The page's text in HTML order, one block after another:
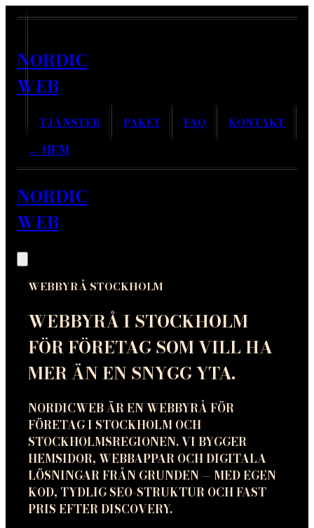
NORDIC
WEB
TJÄNSTER PAKET FAQ KONTAKT
← HEM
NORDIC
WEB
WEBBYRÅ STOCKHOLM
WEBBYRÅ I STOCKHOLM
FÖR FÖRETAG SOM VILL HA
MER ÄN EN SNYGG YTA.
NORDICWEB ÄR EN WEBBYRÅ FÖR
FÖRETAG I STOCKHOLM OCH
STOCKHOLMSREGIONEN. VI BYGGER
HEMSIDOR, WEBBAPPAR OCH DIGITALA
LÖSNINGAR FRÅN GRUNDEN — MED EGEN
KOD, TYDLIG SEO-STRUKTUR OCH FAST
PRIS EFTER DISCOVERY.